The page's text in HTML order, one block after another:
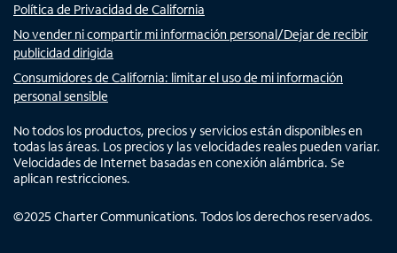
Política de Privacidad de California
No vender ni compartir mi información personal/Dejar de recibir
publicidad dirigida
Consumidores de California: limitar el uso de mi información
personal sensible
No todos los productos, precios y servicios están disponibles en
todas las áreas. Los precios y las velocidades reales pueden variar.
Velocidades de Internet basadas en conexión alámbrica. Se
aplican restricciones.
©2025 Charter Communications. Todos los derechos reservados.